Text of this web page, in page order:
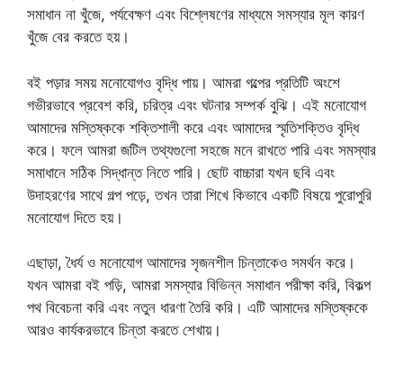
সমাধান না খুঁজে, পর্যবেক্ষণ এবং বিশ্লেষণের মাধ্যমে সমস্যার মূল কারণ
খুঁজে বের করতে হয়।
বই পড়ার সময় মনোযোগও বৃদ্ধি পায়। আমরা গল্পের প্রতিটি অংশে
গভীরভাবে প্রবেশ করি, চরিত্র এবং ঘটনার সম্পর্ক বুঝি। এই মনোযোগ
আমাদের মস্তিষ্ককে শক্তিশালী করে এবং আমাদের স্মৃতিশক্তিও বৃদ্ধি
করে। ফলে আমরা জটিল তথ্যগুলো সহজে মনে রাখতে পারি এবং সমস্যার
সমাধানে সঠিক সিদ্ধান্ত নিতে পারি। ছোট বাচ্চারা যখন ছবি এবং
উদাহরণের সাথে গল্প পড়ে, তখন তারা শিখে কিভাবে একটি বিষয়ে পুরোপুরি
মনোযোগ দিতে হয়।
এছাড়া, ধৈর্য ও মনোযোগ আমাদের সৃজনশীল চিন্তাকেও সমর্থন করে।
যখন আমরা বই পড়ি, আমরা সমস্যার বিভিন্ন সমাধান পরীক্ষা করি, বিকল্প
পথ বিবেচনা করি এবং নতুন ধারণা তৈরি করি। এটি আমাদের মস্তিষ্ককে
আরও কার্যকরভাবে চিন্তা করতে শেখায়।